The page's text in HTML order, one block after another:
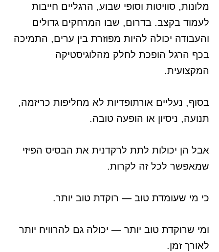
מלונות, סוויטות וסופי שבוע, הרגליים חייבות
לעמוד בקצב. בדרום, שבו המרחקים גדולים
והעבודה יכולה להיות מפוזרת בין ערים, התמיכה
בכף הרגל הופכת לחלק מהלוגיסטיקה
המקצועית.
בסוף, נעליים אורתופדיות לא מחליפות כריזמה,
תנועה, ניסיון או הופעה טובה.
אבל הן יכולות לתת לרקדנית את הבסיס הפיזי
שמאפשר לכל זה לקרות.
כי מי שעומדת טוב — רוקדת טוב יותר.
ומי שרוקדת טוב יותר — יכולה גם להרוויח יותר
לאורך זמן.